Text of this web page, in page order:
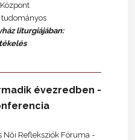
liturgiájában:
évezredben -
Női Refleksziók Fóruma -